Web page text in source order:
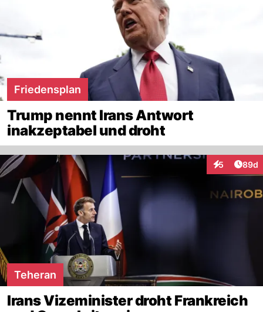
Friedensplan
Trump nennt Irans Antwort
inakzeptabel und droht
5
Interaktionen
89d
Teheran
Irans Vizeminister droht Frankreich